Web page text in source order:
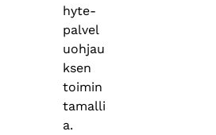
hyte-
palvel
uohjau
ksen
toimin
tamalli
a.